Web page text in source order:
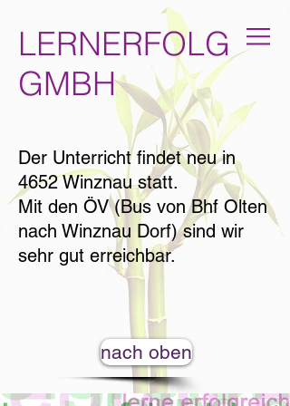
LERNERFOLG
GMBH
Der Unterricht findet neu in
4652 Winznau statt.
Mit den ÖV (Bus von Bhf Olten
nach Winznau Dorf) sind wir
sehr gut erreichbar.
nach oben